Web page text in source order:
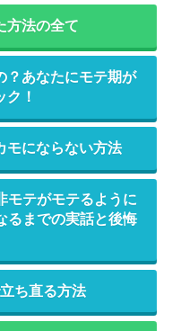
方法の全て
？あなたにモテ期が
！
モにならない方法
モテがモテるように
るまでの実話と後悔
ち直る方法